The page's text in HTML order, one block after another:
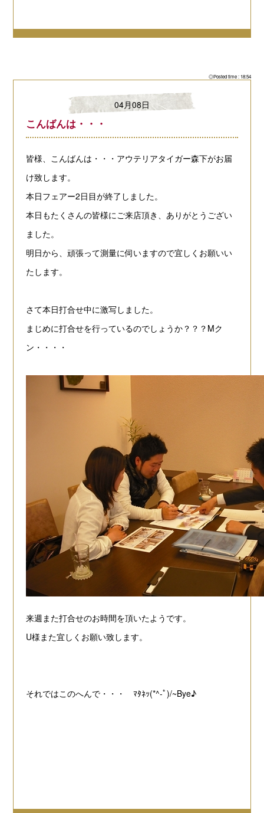
◎Posted time : 18:54
04月08日
こんばんは・・・
皆様、こんばんは・・・アウテリアタイガー森下がお届
け致します。
本日フェアー2日目が終了しました。
本日もたくさんの皆様にご来店頂き、ありがとうござい
ました。
明日から、頑張って測量に伺いますので宜しくお願いい
たします。
さて本日打合せ中に激写しました。
まじめに打合せを行っているのでしょうか？？？Mク
ン・・・・
来週また打合せのお時間を頂いたようです。
U様また宜しくお願い致します。
それではこのへんで・・・ ﾏﾀﾈｯ(*^-ﾟ)/~Bye♪